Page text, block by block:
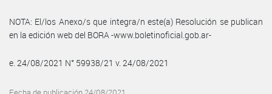
NOTA: El/los Anexo/s que integra/n este(a) Resolución se publican
en la edición web del BORA -www.boletinoficial.gob.ar-
e. 24/08/2021 N° 59938/21 v. 24/08/2021